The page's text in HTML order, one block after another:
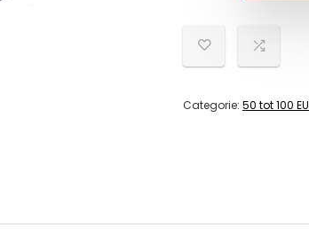
Categorie: 50 tot 100